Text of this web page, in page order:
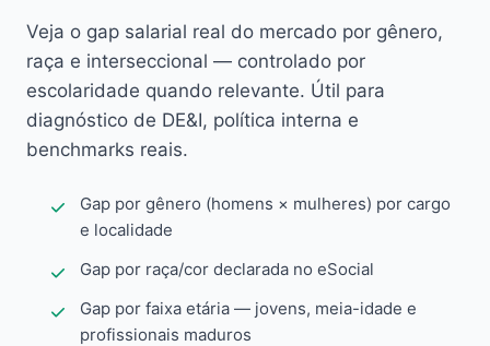
Veja o gap salarial real do mercado por gênero,
raça e interseccional — controlado por
escolaridade quando relevante. Útil para
diagnóstico de DE&I, política interna e
benchmarks reais.
Gap por gênero (homens × mulheres) por cargo
e localidade
Gap por raça/cor declarada no eSocial
Gap por faixa etária — jovens, meia-idade e
profissionais maduros